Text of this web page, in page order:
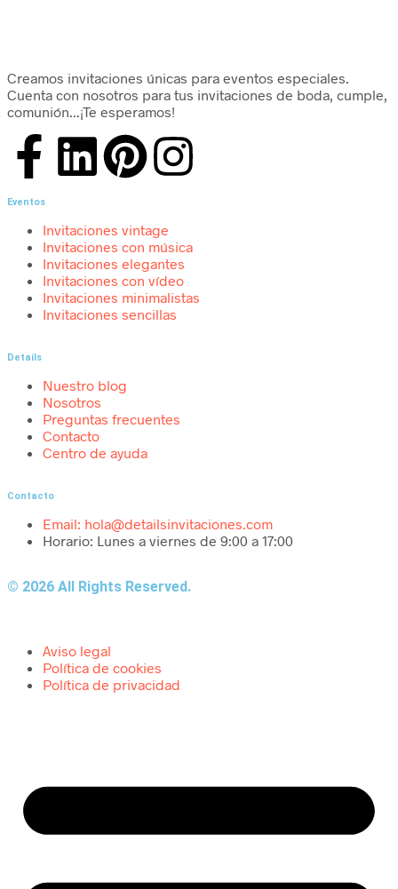
Creamos invitaciones únicas para eventos especiales.
Cuenta con nosotros para tus invitaciones de boda, cumple,
comunión...¡Te esperamos!
Eventos
Invitaciones vintage
Invitaciones con música
Invitaciones elegantes
Invitaciones con vídeo
Invitaciones minimalistas
Invitaciones sencillas
Details
Nuestro blog
Nosotros
Preguntas frecuentes
Contacto
Centro de ayuda
Contacto
Email: hola@detailsinvitaciones.com
Horario: Lunes a viernes de 9:00 a 17:00
© 2026 All Rights Reserved.
Aviso legal
Política de cookies
Política de privacidad